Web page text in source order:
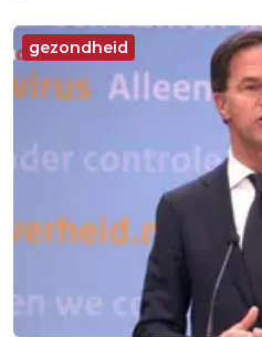
gezondheid